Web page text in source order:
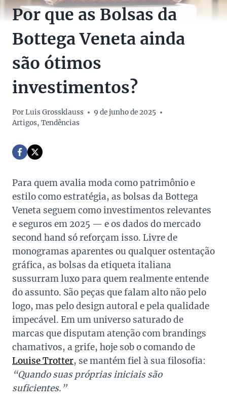
Por que as Bolsas da
Bottega Veneta ainda
são ótimos
investimentos?
PorLuis Grossklauss
9 de junho de 2025
Artigos, Tendências
Para quem avalia moda como patrimônio e
estilo como estratégia, as bolsas da Bottega
Veneta seguem como investimentos relevantes
e seguros em 2025 — e os dados do mercado
second hand só reforçam isso. Livre de
monogramas aparentes ou qualquer ostentação
gráfica, as bolsas da etiqueta italiana
sussurram luxo para quem realmente entende
do assunto. São peças que falam alto não pelo
logo, mas pelo design autoral e pela qualidade
impecável. Em um universo saturado de
marcas que disputam atenção com brandings
chamativos, a grife, hoje sob o comando de
Louise Trotter, se mantém fiel à sua filosofia:
“Quando suas próprias iniciais são
suficientes.”